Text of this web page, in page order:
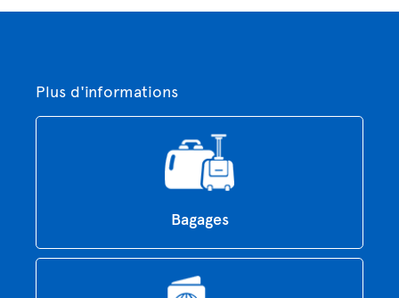
Plus d'informations
Bagages